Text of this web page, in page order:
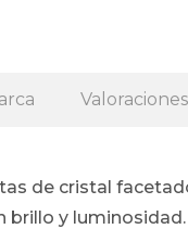
Valoraciones
de cristal
brillo y luminosidad.